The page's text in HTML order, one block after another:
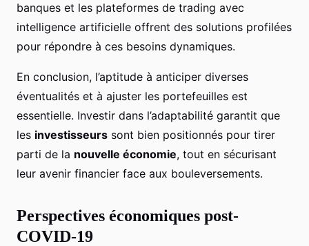
banques et les plateformes de trading avec
intelligence artificielle offrent des solutions profilées
pour répondre à ces besoins dynamiques.
En conclusion, l’aptitude à anticiper diverses
éventualités et à ajuster les portefeuilles est
essentielle. Investir dans l’adaptabilité garantit que
les investisseurs sont bien positionnés pour tirer
parti de la nouvelle économie, tout en sécurisant
leur avenir financier face aux bouleversements.
Perspectives économiques post-
COVID-19